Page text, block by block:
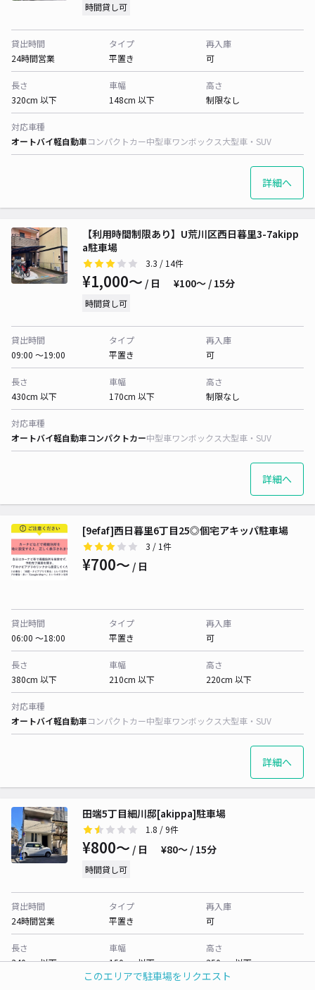
このエリアで駐車場をリクエスト
時間貸し可
貸出時間
24時間営業
タイプ
平置き
再入庫
可
長さ
320cm 以下
車幅
148cm 以下
高さ
制限なし
対応車種
オートバイ軽自動車コンパクトカー中型車ワンボックス大型車・SUV
詳細へ
【利用時間制限あり】U荒川区西日暮里3-7akipp
a駐車場
3.3 / 14件
¥1,000〜 / 日 ¥100〜 / 15分
時間貸し可
貸出時間
09:00 〜19:00
タイプ
平置き
再入庫
可
長さ
430cm 以下
車幅
170cm 以下
高さ
制限なし
対応車種
オートバイ軽自動車コンパクトカー中型車ワンボックス大型車・SUV
詳細へ
[9efaf]西日暮里6丁目25◎個宅アキッパ駐車場
3 / 1件
¥700〜 / 日
貸出時間
06:00 〜18:00
タイプ
平置き
再入庫
可
長さ
380cm 以下
車幅
210cm 以下
高さ
220cm 以下
対応車種
オートバイ軽自動車コンパクトカー中型車ワンボックス大型車・SUV
詳細へ
田端5丁目細川邸[akippa]駐車場
1.8 / 9件
¥800〜 / 日 ¥80〜 / 15分
時間貸し可
貸出時間
24時間営業
タイプ
平置き
再入庫
可
長さ
340cm 以下
車幅
150cm 以下
高さ
250cm 以下